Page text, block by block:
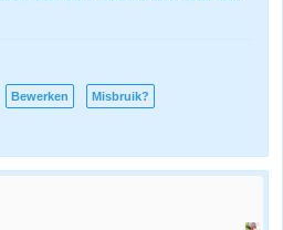
Bewerken Misbruik?